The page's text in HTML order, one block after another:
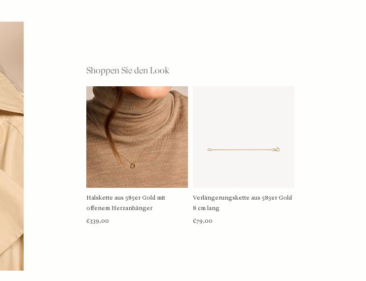
Shoppen Sie den Look
MEHR INFOS
Halskette aus 585er Gold mit
offenem Herzanhänger
€339,00
MEHR INFOS
Verlängerungskette aus 585er Gold
8 cm lang
€79,00